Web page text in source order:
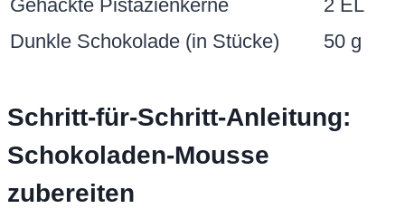
Gehackte Pistazienkerne
2 EL
Dunkle Schokolade (in Stücke)
50 g
Schritt-für-Schritt-Anleitung:
Schokoladen-Mousse
zubereiten